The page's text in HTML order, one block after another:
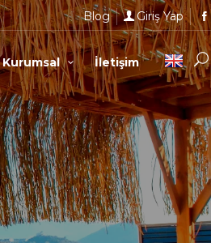
Blog Giriş Yap
Kurumsal İletişim